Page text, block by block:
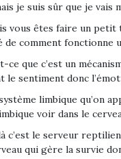
je suis sûr que je vais
vous êtes faire un petit
de comment fonctionne
que c’est un
le sentiment donc
limbique qu’on
voir dans le
c’est le serveur reptilien
qui gère la survie